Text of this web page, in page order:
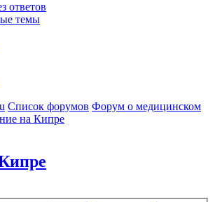
ответов
темы
Список форумов Форум о медицинском
на Кипре